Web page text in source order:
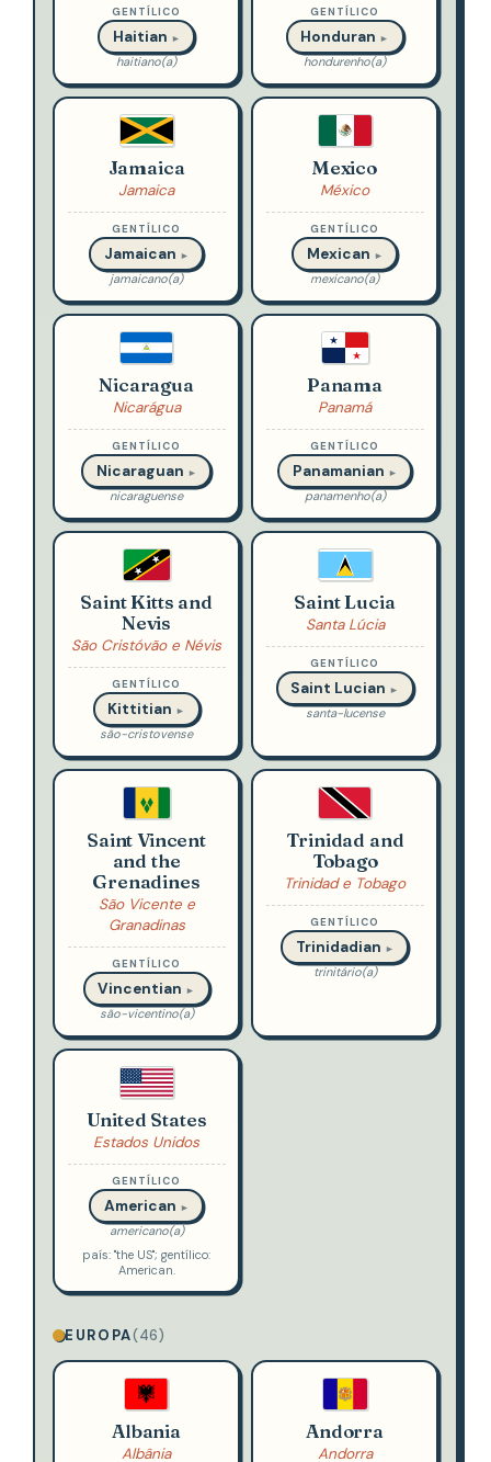
GENTÍLICO
Haitian ►
haitiano(a)
GENTÍLICO
Honduran ►
hondurenho(a)
Jamaica
Jamaica
GENTÍLICO
Jamaican ►
jamaicano(a)
Mexico
México
GENTÍLICO
Mexican ►
mexicano(a)
Nicaragua
Nicarágua
GENTÍLICO
Nicaraguan ►
nicaraguense
Panama
Panamá
GENTÍLICO
Panamanian ►
panamenho(a)
Saint Kitts and
Nevis
São Cristóvão e Névis
GENTÍLICO
Kittitian ►
são-cristovense
Saint Lucia
Santa Lúcia
GENTÍLICO
Saint Lucian ►
santa-lucense
Saint Vincent
and the
Grenadines
São Vicente e
Granadinas
GENTÍLICO
Vincentian ►
são-vicentino(a)
Trinidad and
Tobago
Trinidad e Tobago
GENTÍLICO
Trinidadian ►
trinitário(a)
United States
Estados Unidos
GENTÍLICO
American ►
americano(a)
país: "the US"; gentílico:
American.
EUROPA(46)
Albania
Albânia
Andorra
Andorra